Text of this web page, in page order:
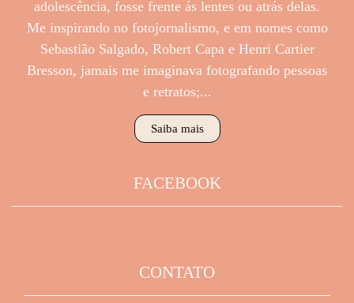
adolescência, fosse frente ás lentes ou atrás delas.
Me inspirando no fotojornalismo, e em nomes como
Sebastião Salgado, Robert Capa e Henri Cartier
Bresson, jamais me imaginava fotografando pessoas
e retratos;...
Saiba mais
FACEBOOK
CONTATO